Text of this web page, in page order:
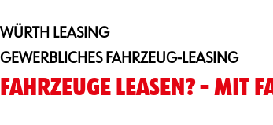
WÜRTH LEASING
GEWERBLICHES FAHRZEUG-LEASING
FAHRZEUGE LEASEN? – MIT